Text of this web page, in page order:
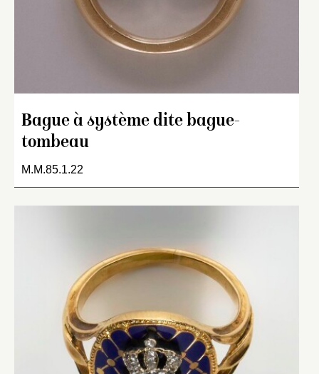
Bague à système dite bague-
tombeau
M.M.85.1.22